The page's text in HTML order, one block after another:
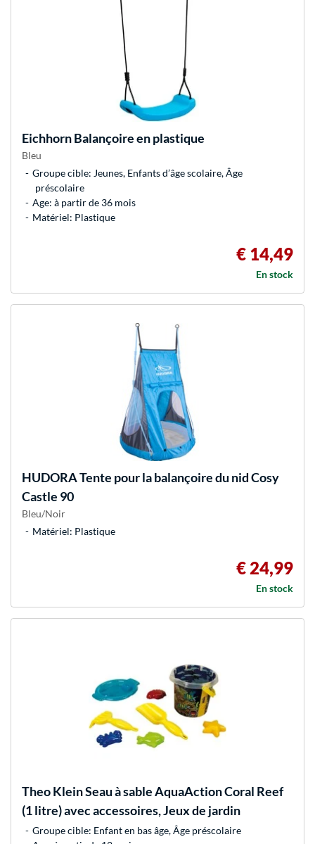
EichhornBalançoire en plastique
Bleu
Groupe cible: Jeunes, Enfants d’âge scolaire, Âge
préscolaire
Age: à partir de 36 mois
Matériel: Plastique
€ 14,49
En stock
HUDORATente pour la balançoire du nid Cosy
Castle 90
Bleu/Noir
Matériel: Plastique
€ 24,99
En stock
Theo KleinSeau à sable AquaAction Coral Reef
(1 litre) avec accessoires, Jeux de jardin
Groupe cible: Enfant en bas âge, Âge préscolaire